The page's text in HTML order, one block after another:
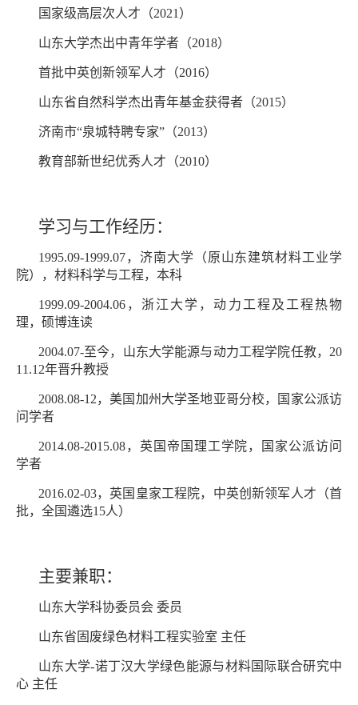
国家级高层次人才（2021）
山东大学杰出中青年学者（2018）
首批中英创新领军人才（2016）
山东省自然科学杰出青年基金获得者（2015）
济南市“泉城特聘专家”（2013）
教育部新世纪优秀人才（2010）
学习与工作经历：
1995.09-1999.07，济南大学（原山东建筑材料工业学
院），材料科学与工程，本科
1999.09-2004.06，浙江大学，动力工程及工程热物
理，硕博连读
2004.07-至今，山东大学能源与动力工程学院任教，20
11.12年晋升教授
2008.08-12，美国加州大学圣地亚哥分校，国家公派访
问学者
2014.08-2015.08，英国帝国理工学院，国家公派访问
学者
2016.02-03，英国皇家工程院，中英创新领军人才（首
批，全国遴选15人）
主要兼职：
山东大学科协委员会 委员
山东省固废绿色材料工程实验室 主任
山东大学-诺丁汉大学绿色能源与材料国际联合研究中
心 主任